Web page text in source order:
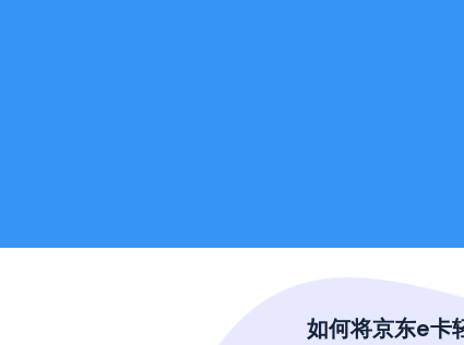
如何将京东e卡